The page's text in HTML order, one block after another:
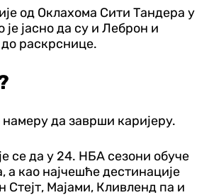
од Оклахома Сити Тандера у
је јасно да су и Леброн и
раскрснице.
да заврши каријеру.
се да у 24. НБА сезони обуче
а као најчешће дестинације
Стејт, Мајами, Кливленд па и